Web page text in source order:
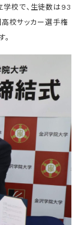
校で、生徒数は93
校サッカー選手権